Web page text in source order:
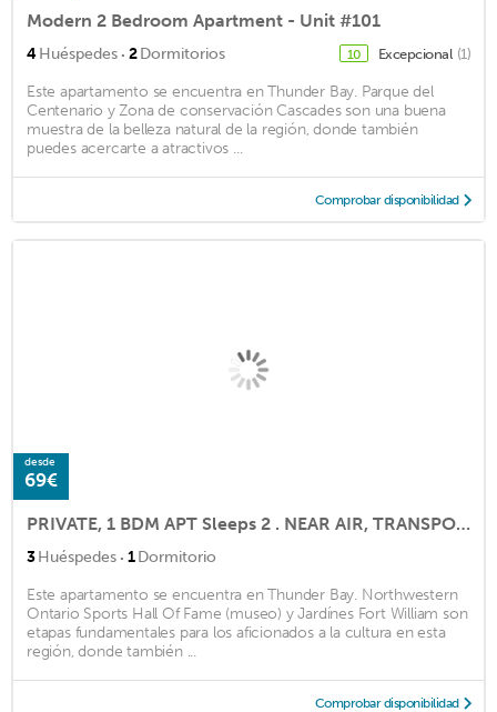
Modern 2 Bedroom Apartment - Unit #101
4Huéspedes · 2Dormitorios 10 Excepcional (1)
Este apartamento se encuentra en Thunder Bay. Parque del
Centenario y Zona de conservación Cascades son una buena
muestra de la belleza natural de la región, donde también
puedes acercarte a atractivos ...
Comprobar disponibilidad
desde
69€
PRIVATE, 1 BDM APT Sleeps 2 . NEAR AIR, TRANSPORT, SHOPS. Quiet nites.
3Huéspedes · 1Dormitorio
Este apartamento se encuentra en Thunder Bay. Northwestern
Ontario Sports Hall Of Fame (museo) y Jardínes Fort William son
etapas fundamentales para los aficionados a la cultura en esta
región, donde también ...
Comprobar disponibilidad